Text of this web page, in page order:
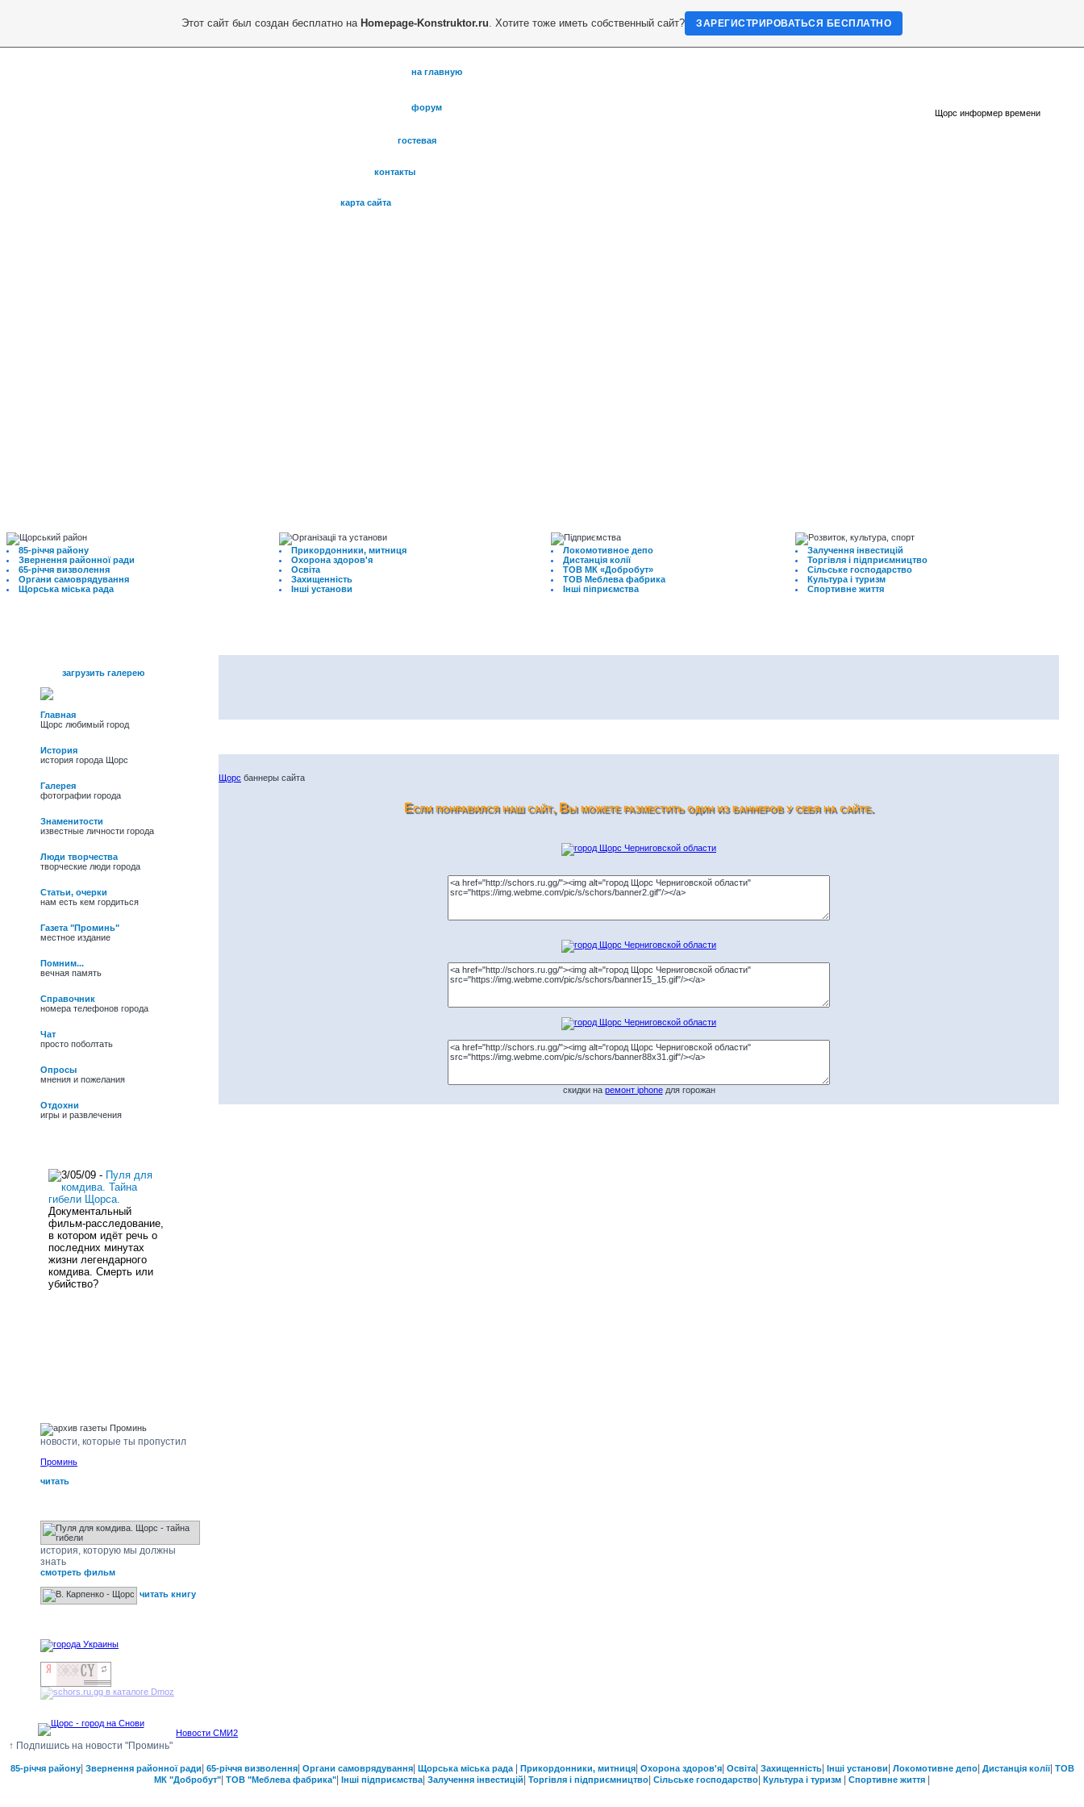
на главную
форум
гостевая
контакты
карта сайта
Щорс информер времени
85-річчя району
Звернення районної ради
65-річчя визволення
Органи самоврядування
Щорська міська рада
Прикордонники, митниця
Охорона здоров'я
Освіта
Захищенність
Інші установи
Локомотивное депо
Дистанція колії
ТОВ МК «Добробут»
ТОВ Меблева фабрика
Інші піприємства
Залучення інвестицій
Торгівля і підприємництво
Сільське господарство
Культура і туризм
Спортивне життя
загрузить галерею
Главная
Щорс любимый город
История
история города Щорс
Галерея
фотографии города
Знаменитости
известные личности города
Люди творчества
творческие люди города
Статьи, очерки
нам есть кем гордиться
Газета "Проминь"
местное издание
Помним...
вечная память
Справочник
номера телефонов города
Чат
просто поболтать
Опросы
мнения и пожелания
Отдохни
игры и развлечения
Іванович Полевик.
Фольклорист, лауреат
Г.Верьовки, Б. Грінченка
і премії Фонду культури,
3/05/09 - Пуля для
комдива. Тайна
гибели Щорса.
Документальный
фильм-расследование,
в котором идёт речь о
последних минутах
жизни легендарного
комдива. Смерть или
убийство?
новости, которые ты пропустил
Проминь
читать
история, которую мы должны
знать
смотреть фильм
читать книгу
Щорс баннеры сайта
Если понравился наш сайт, Вы можете разместить один из баннеров у себя на сайте.
скидки на ремонт iphoneдля горожан
↑ Подпишись на новости "Проминь"
Новости СМИ2
85-річчя району| Звернення районної ради 65-річчя визволення| Органи самоврядування| Щорська міська рада Прикордонники, митниця| Охорона здоров'я| Освіта| Захищенність| Інші установи Локомотивне депо| Дистанція колії| ТОВ
МК "Добробут" ТОВ "Меблева фабрика" Інші підприємства| Залучення інвестицій Торгівля і підприємництво Сільське господарство Культура і туризм Спортивне життя
Этот сайт был создан бесплатно на Homepage-Konstruktor.ru. Хотите тоже иметь собственный сайт? ЗАРЕГИСТРИРОВАТЬСЯ БЕСПЛАТНО